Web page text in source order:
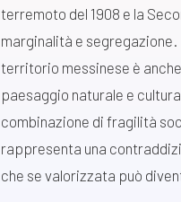
terremoto del 1908 e la
marginalità e
territorio messinese è
paesaggio naturale e
combinazione di fragilità
rappresenta una
che se valorizzata può